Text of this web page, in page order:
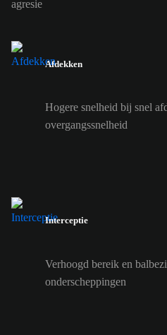
agresie
Afdekken
Hogere snelheid bij snel
overgangssnelheid
Interceptie
Verhoogd bereik en
onderscheppingen